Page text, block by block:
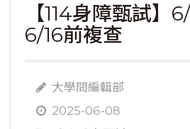
【114身障甄試】
6/16前複查
大學問編輯部
2025-06-08